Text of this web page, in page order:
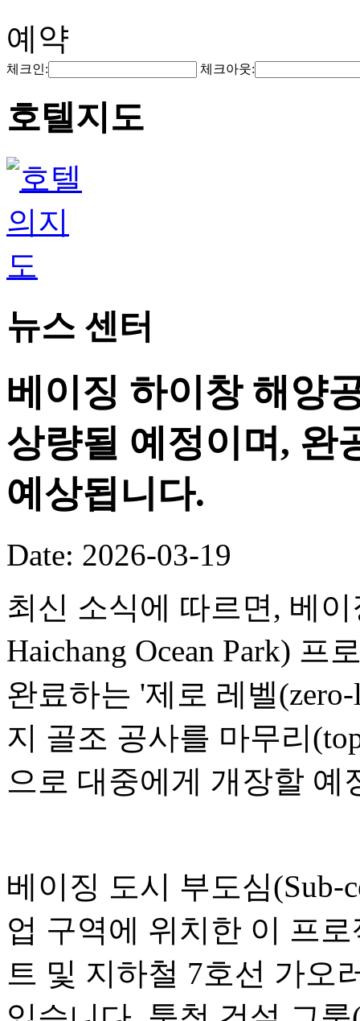
예약
체크인: 체크아웃:
호텔지도
뉴스 센터
베이징 하이창 해양
상량될 예정이며, 완
예상됩니다.
Date: 2026-03-19
최신 소식에 따르면, 베
Haichang Ocean Park)
완료하는 '제로 레벨
지 골조 공사를 마무리
으로 대중에게 개장할 예
베이징 도시 부도심(Sub-
업 구역에 위치한 이 프
트 및 지하철 7호선 가오